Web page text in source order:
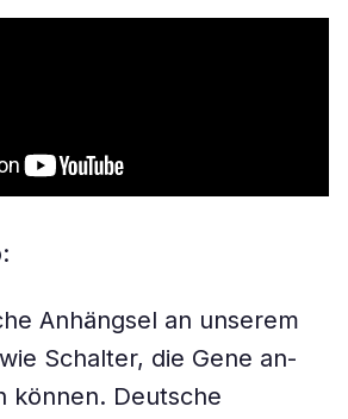
Anhängsel an unserem
Schalter, die Gene an-
können. Deutsche